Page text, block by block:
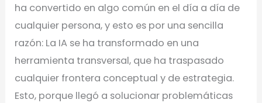
ha convertido en algo común en el día a día de
cualquier persona, y esto es por una sencilla
razón: La IA se ha transformado en una
herramienta transversal, que ha traspasado
cualquier frontera conceptual y de estrategia.
Esto, porque llegó a solucionar problemáticas